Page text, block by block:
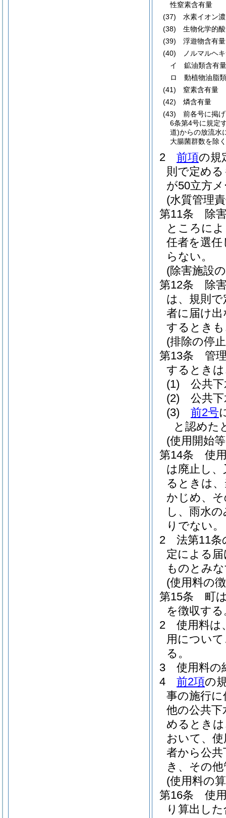
性窒素含有量
(37) 水素イオン
(38) 生物化学的酸
(39) 浮遊物含有量
(40) ノルマルヘキ
イ 鉱油類含有量
ロ 動植物油脂
(41) 窒素含有量
(42) 燐含有量
(43) 前各号に掲げ
6条第4号に規定
道)からの放流水
大腸菌群数を除
2 前項の規
則で定め
が50立方
(水質管理
第11条
除
ところに
任者を選
らない。
(除害施設
第12条
除
は、規則
者に届け
するとき
(排除の停
第13条
管
するとき
(1)
公共
(2)
公共
(3)
前2号
と認めた
(使用開始
第14条
使
は廃止し
るときは
かじめ、
し、雨水
りでない。
2
法第11条
定による
ものとみ
(使用料の
第15条
町
を徴収する
2
使用料は
用につい
る。
3
使用料の
4
前2項の
事の施行
他の公共
めるとき
おいて、
者から公
き、その
(使用料の
第16条
使
り算出し